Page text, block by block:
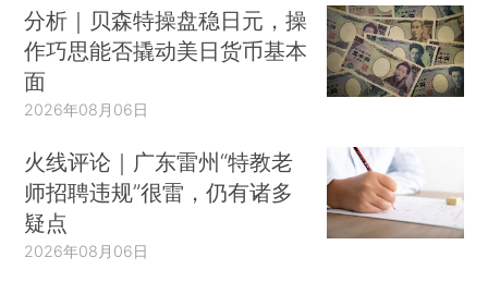
分析｜贝森特操盘稳日元，操
作巧思能否撬动美日货币基本
面
2026年08月06日
火线评论｜广东雷州“特教老
师招聘违规”很雷，仍有诸多
疑点
2026年08月06日